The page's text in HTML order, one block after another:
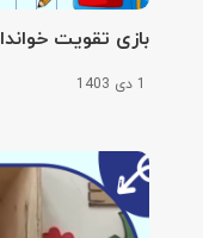
بازی تقویت
1 دی 1403